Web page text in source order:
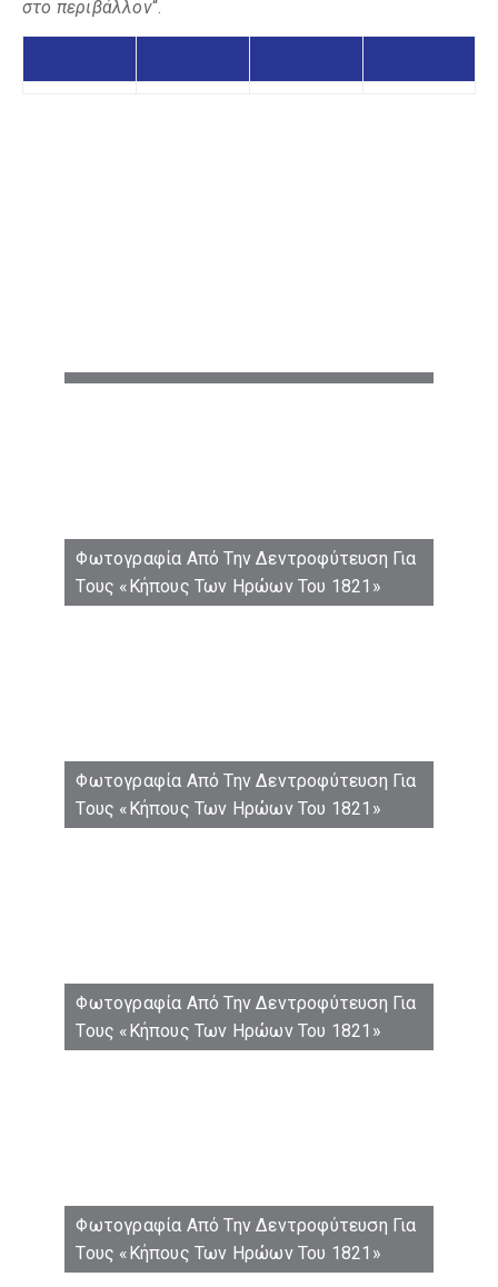
στο περιβάλλον“.
Φωτογραφία Από Την Δεντροφύτευση Για
Τους «Κήπους Των Ηρώων Του 1821»
Φωτογραφία Από Την Δεντροφύτευση Για
Τους «Κήπους Των Ηρώων Του 1821»
Φωτογραφία Από Την Δεντροφύτευση Για
Τους «Κήπους Των Ηρώων Του 1821»
Φωτογραφία Από Την Δεντροφύτευση Για
Τους «Κήπους Των Ηρώων Του 1821»